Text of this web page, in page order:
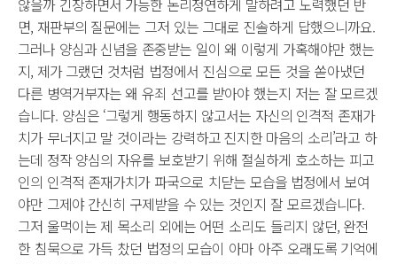
면, 재판부의 질문에는 그저 있는 그대로 진솔하게 답했으니까요.
그러나 양심과 신념을 존중받는 일이 왜 이렇게 가혹해야만 했는
지, 제가 그랬던 것처럼 법정에서 진심으로 모든 것을 쏟아냈던
다른 병역거부자는 왜 유죄 선고를 받아야 했는지 저는 잘 모르겠
습니다. 양심은 ‘그렇게 행동하지 않고서는 자신의 인격적 존재가
치가 무너지고 말 것이라는 강력하고 진지한 마음의 소리’라고 하
는데 정작 양심의 자유를 보호받기 위해 절실하게 호소하는 피고
인의 인격적 존재가치가 파국으로 치닫는 모습을 법정에서 보여
야만 그제야 간신히 구제받을 수 있는 것인지 잘 모르겠습니다.
그저 울먹이는 제 목소리 외에는 어떤 소리도 들리지 않던, 완전
한 침묵으로 가득 찼던 법정의 모습이 아마 아주 오래도록 기억에